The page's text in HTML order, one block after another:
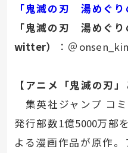
「鬼滅の刃 湯めぐり
「鬼滅の刃 湯めぐり
witter） ：＠
【アニメ「鬼滅の刃」
集英社ジャンプ コミ
発行部数1億5000万部
よる漫画作品が原作